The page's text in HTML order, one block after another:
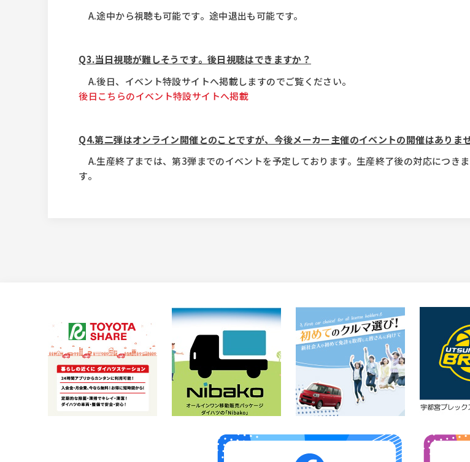
A.途中から視聴も可能です。途中退出も可能です。
Q3.当日視聴が難しそうです。後日視聴はできますか？
A.後日、イベント特設サイトへ掲載しますのでご覧ください。
後日こちらのイベント特設サイトへ掲載
Q4.第二弾はオンライン開催とのことですが、今後メーカー主催のイベントの開催はありま
A.生産終了までは、第3弾までのイベントを予定しております。生産終了後の対応につき
す。